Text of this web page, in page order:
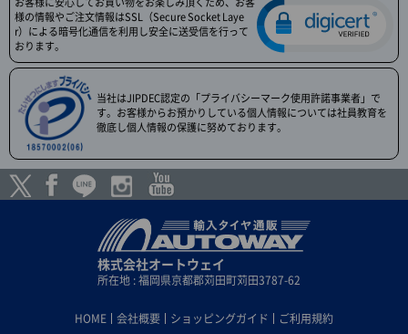
様の情報やご注文情報はSSL（Secure Socket Laye
r）による暗号化通信を利用し安全に送受信を行って
おります。
当社はJIPDEC認定の「プライバシーマーク使用許諾事業者」で
す。お客様からお預かりしている個人情報については社員教育を
徹底し個人情報の保護に努めております。
株式会社オートウェイ
所在地 : 福岡県京都郡苅田町苅田3787-62
HOME 会社概要 ショッピングガイド ご利用規約